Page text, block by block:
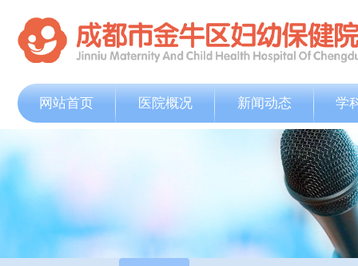
网站首页 医院概况 新闻动态 学